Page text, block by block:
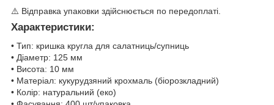
⚠️ Відправка упаковки здійснюється по передоплаті.
Характеристики:
• Тип: кришка кругла для салатниць/супниць
• Діаметр: 125 мм
• Висота: 10 мм
• Матеріал: кукурудзяний крохмаль (біорозкладний)
• Колір: натуральний (еко)